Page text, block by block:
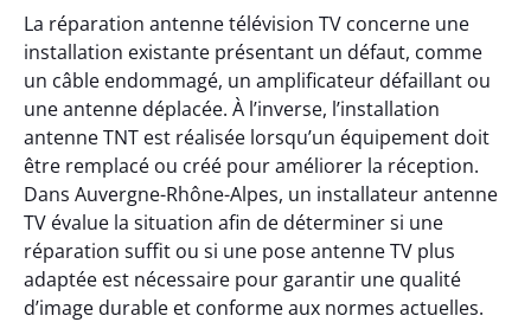
La réparation antenne télévision TV concerne une
installation existante présentant un défaut, comme
un câble endommagé, un amplificateur défaillant ou
une antenne déplacée. À l’inverse, l’installation
antenne TNT est réalisée lorsqu’un équipement doit
être remplacé ou créé pour améliorer la réception.
Dans Auvergne-Rhône-Alpes, un installateur antenne
TV évalue la situation afin de déterminer si une
réparation suffit ou si une pose antenne TV plus
adaptée est nécessaire pour garantir une qualité
d’image durable et conforme aux normes actuelles.